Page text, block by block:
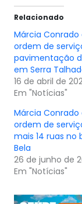
Relacionado
Márcia Conrado
ordem de
pavimentação
em Serra
16 de abril de
Em "Notícias"
Márcia Conrado
ordem de
mais 14 ruas no
Bela
26 de junho de
Em "Notícias"